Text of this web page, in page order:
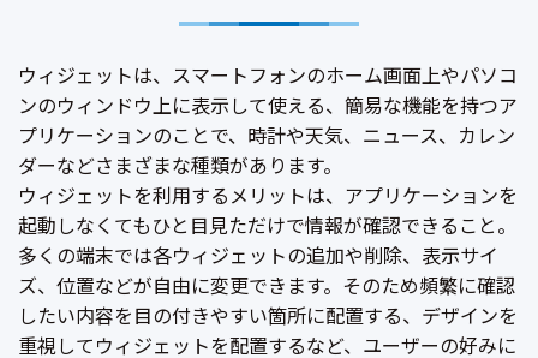
ウィジェットは、スマートフォンのホーム画面上やパソコ
ンのウィンドウ上に表示して使える、簡易な機能を持つア
プリケーションのことで、時計や天気、ニュース、カレン
ダーなどさまざまな種類があります。
ウィジェットを利用するメリットは、アプリケーションを
起動しなくてもひと目見ただけで情報が確認できること。
多くの端末では各ウィジェットの追加や削除、表示サイ
ズ、位置などが自由に変更できます。そのため頻繁に確認
したい内容を目の付きやすい箇所に配置する、デザインを
重視してウィジェットを配置するなど、ユーザーの好みに